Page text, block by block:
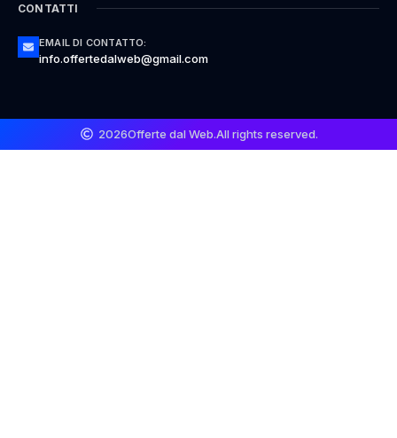
CONTATTI
EMAIL DI CONTATTO:
info.offertedalweb@gmail.com
2026Offerte dal Web.All rights reserved.